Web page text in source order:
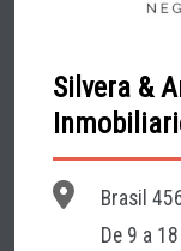
Silvera &
Brasil
De 9 a 18